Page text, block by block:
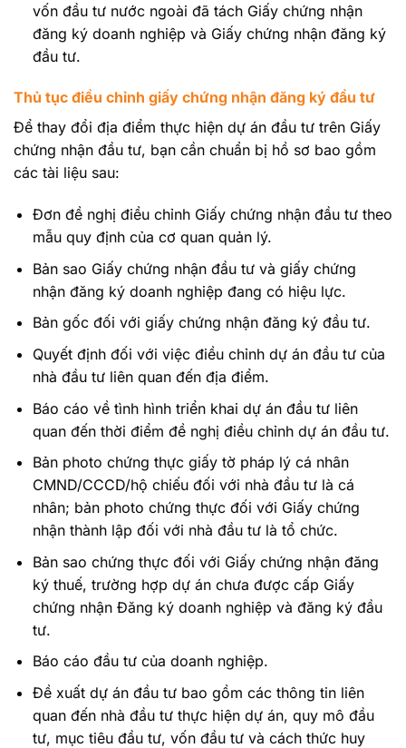
vốn đầu tư nước ngoài đã tách Giấy chứng nhận
đăng ký doanh nghiệp và Giấy chứng nhận đăng ký
đầu tư.
Thủ tục điều chỉnh giấy chứng nhận đăng ký đầu tư
Để thay đổi địa điểm thực hiện dự án đầu tư trên Giấy
chứng nhận đầu tư, bạn cần chuẩn bị hồ sơ bao gồm
các tài liệu sau:
Đơn đề nghị điều chỉnh Giấy chứng nhận đầu tư theo
mẫu quy định của cơ quan quản lý.
Bản sao Giấy chứng nhận đầu tư và giấy chứng
nhận đăng ký doanh nghiệp đang có hiệu lực.
Bản gốc đối với giấy chứng nhận đăng ký đầu tư.
Quyết định đối với việc điều chỉnh dự án đầu tư của
nhà đầu tư liên quan đến địa điểm.
Báo cáo về tình hình triển khai dự án đầu tư liên
quan đến thời điểm đề nghị điều chỉnh dự án đầu tư.
Bản photo chứng thực giấy tờ pháp lý cá nhân
CMND/CCCD/hộ chiếu đối với nhà đầu tư là cá
nhân; bản photo chứng thực đối với Giấy chứng
nhận thành lập đối với nhà đầu tư là tổ chức.
Bản sao chứng thực đối với Giấy chứng nhận đăng
ký thuế, trường hợp dự án chưa được cấp Giấy
chứng nhận Đăng ký doanh nghiệp và đăng ký đầu
tư.
Báo cáo đầu tư của doanh nghiệp.
Đề xuất dự án đầu tư bao gồm các thông tin liên
quan đến nhà đầu tư thực hiện dự án, quy mô đầu
tư, mục tiêu đầu tư, vốn đầu tư và cách thức huy